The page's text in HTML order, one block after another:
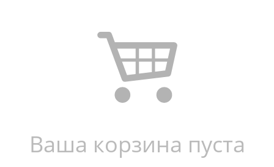
Ваша корзина пуста